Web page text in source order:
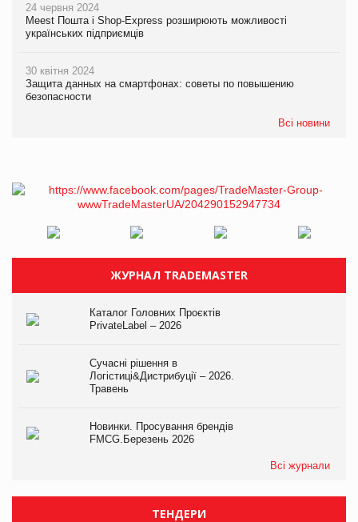
24 червня 2024
Meest Пошта і Shop-Express розширюють можливості
українських підприємців
30 квітня 2024
Защита данных на смартфонах: советы по повышению
безопасности
Всі новини
ЖУРНАЛ TRADEMASTER
Каталог Головних Проєктів
PrivateLabel – 2026
Сучасні рішення в
Логістиці&Дистрибуції – 2026.
Травень
Новинки. Просування брендів
FMCG.Березень 2026
Всі журнали
ТЕНДЕРИ